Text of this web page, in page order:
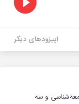
اپیزودهای دیگر
و سه